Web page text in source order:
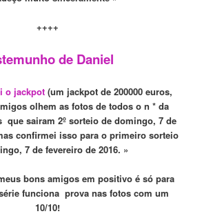
++++
de Daniel
o jackpot(um jackpot de 200000euros,
olhem as fotos de todos o n * da
que sairam 2º sorteio de domingo, 7 de
confirmei isso para o primeiro sorteio
7 de fevereiro de 2016. »
bons amigos em positivo é só para
funciona prova nas fotos com um
10/10!